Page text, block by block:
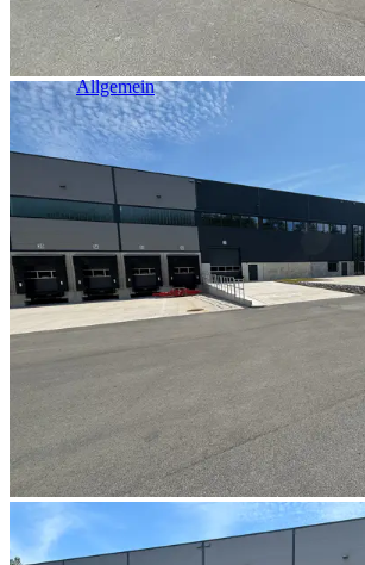
Industrie & Logistik
Allgemein